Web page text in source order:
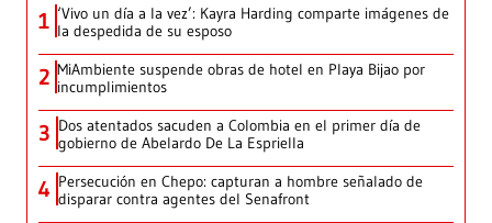
1 ‘Vivo un día a la vez’: Kayra Harding comparte imágenes de
la despedida de su esposo
2 MiAmbiente suspende obras de hotel en Playa Bijao por
incumplimientos
3 Dos atentados sacuden a Colombia en el primer día de
gobierno de Abelardo De La Espriella
4 Persecución en Chepo: capturan a hombre señalado de
disparar contra agentes del Senafront